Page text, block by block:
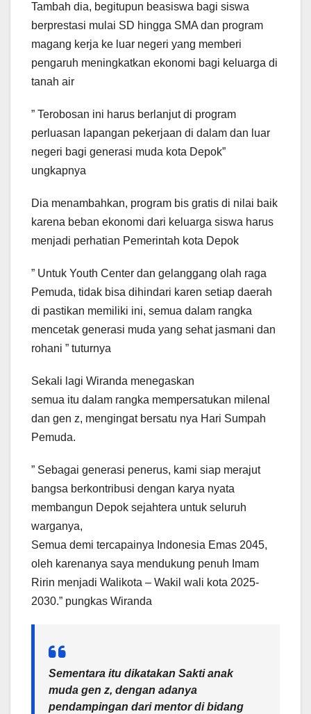
Tambah dia, begitupun beasiswa bagi siswa
berprestasi mulai SD hingga SMA dan program
magang kerja ke luar negeri yang memberi
pengaruh meningkatkan ekonomi bagi keluarga di
tanah air
” Terobosan ini harus berlanjut di program
perluasan lapangan pekerjaan di dalam dan luar
negeri bagi generasi muda kota Depok”
ungkapnya
Dia menambahkan, program bis gratis di nilai baik
karena beban ekonomi dari keluarga siswa harus
menjadi perhatian Pemerintah kota Depok
” Untuk Youth Center dan gelanggang olah raga
Pemuda, tidak bisa dihindari karen setiap daerah
di pastikan memiliki ini, semua dalam rangka
mencetak generasi muda yang sehat jasmani dan
rohani ” tuturnya
Sekali lagi Wiranda menegaskan
semua itu dalam rangka mempersatukan milenal
dan gen z, mengingat bersatu nya Hari Sumpah
Pemuda.
” Sebagai generasi penerus, kami siap merajut
bangsa berkontribusi dengan karya nyata
membangun Depok sejahtera untuk seluruh
warganya,
Semua demi tercapainya Indonesia Emas 2045,
oleh karenanya saya mendukung penuh Imam
Ririn menjadi Walikota – Wakil wali kota 2025-
2030.” pungkas Wiranda
Sementara itu dikatakan Sakti anak
muda gen z, dengan adanya
pendampingan dari mentor di bidang